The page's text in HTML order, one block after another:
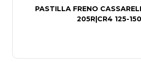
PASTILLA FRENO
205R|CR4 125-150